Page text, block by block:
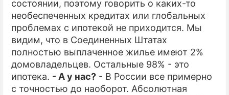
состоянии, поэтому говорить о каких-то
необеспеченных кредитах или глобальных
проблемах с ипотекой не приходится. Мы
видим, что в Соединенных Штатах
полностью выплаченное жилье имеют 2%
домовладельцев. Остальные 98% - это
ипотека. - А у нас? - В России все примерно
с точностью до наоборот. Абсолютная